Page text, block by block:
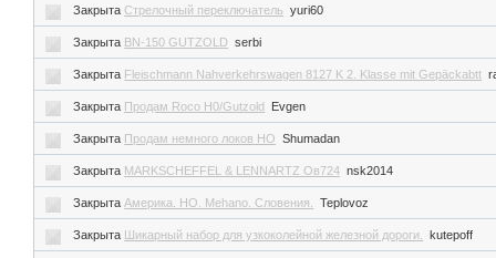
Закрыта Стрелочный переключатель yuri60
Закрыта BN-150 GUTZOLD serbi
Закрыта Fleischmann Nahverkehrswagen 8127 K 2. Klasse mit Gepäckabtt
Закрыта Продам Roco H0/Gutzold Evgen
Закрыта Продам немного локов НО Shumadan
Закрыта MARKSCHEFFEL & LENNARTZ Ов724 nsk2014
Закрыта Америка. HO. Mehano. Словения. Teplovoz
Закрыта Шикарный набор для узкоколейной железной дороги. kutepoff